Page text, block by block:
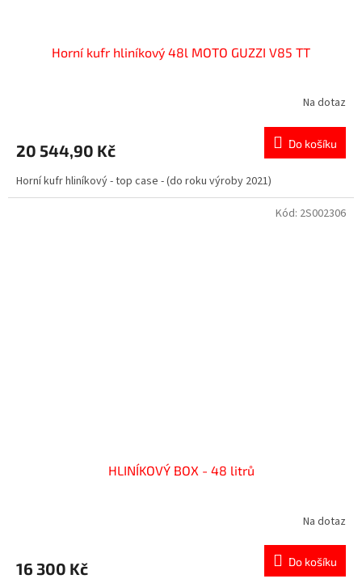
Horní kufr hliníkový 48l MOTO GUZZI V85 TT
Na dotaz
20 544,90 Kč Do košíku
Horní kufr hliníkový - top case - (do roku výroby 2021)
HLINÍKOVÝ BOX - 48 litrů
Na dotaz
16 300 Kč Do košíku
Kód: 2S002306